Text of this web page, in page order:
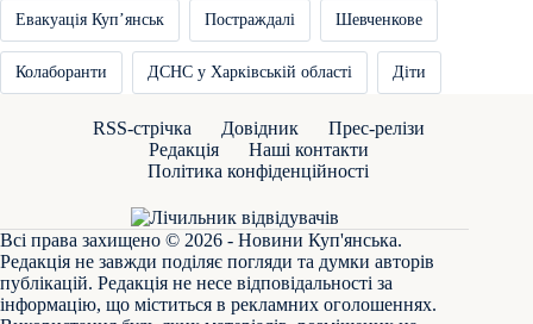
Евакуація Купʼянськ Постраждалі Шевченкове
Колаборанти ДСНС у Харківській області Діти
RSS-стрічка Довідник
Прес-релізи
Редакція
Наші контакти
Політика конфіденційності
Всі права захищено © 2026 - Новини Куп'янська.
Редакція не завжди поділяє погляди та думки авторів
публікацій. Редакція не несе відповідальності за
інформацію, що міститься в рекламних оголошеннях.